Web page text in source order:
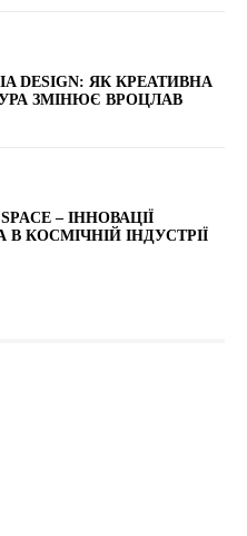
DESIGN: ЯК КРЕАТИВНА
ЗМІНЮЄ ВРОЦЛАВ
– ІННОВАЦІЇ
В КОСМІЧНІЙ ІНДУСТРІЇ